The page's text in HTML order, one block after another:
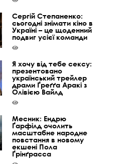
Сергій Степаненко:
сьогодні знімати кіно в
Україні – це щоденний
подвиг усієї команди
Я хочу від тебе сексу:
презентовано
український трейлер
драми Ґреґґа Аракі з
Олівією Вайлд
Месник: Ендрю
Ґарфілд очолить
масштабне народне
повстання в новому
екшені Пола
Ґрінґрасса